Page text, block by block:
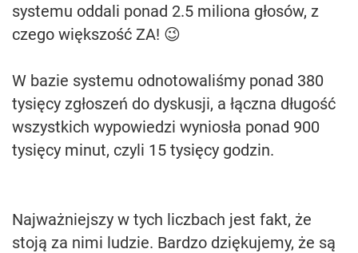
systemu oddali ponad 2.5 miliona głosów, z
czego większość ZA! 😉
W bazie systemu odnotowaliśmy ponad 380
tysięcy zgłoszeń do dyskusji, a łączna długość
wszystkich wypowiedzi wyniosła ponad 900
tysięcy minut, czyli 15 tysięcy godzin.
Najważniejszy w tych liczbach jest fakt, że
stoją za nimi ludzie. Bardzo dziękujemy, że są